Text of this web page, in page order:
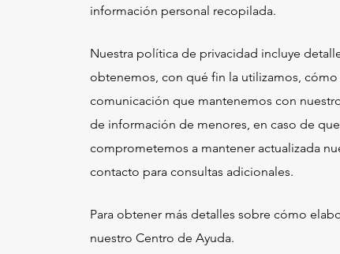
información personal recopilada.
Nuestra política de privacidad incluye
obtenemos, con qué fin la utilizamos,
comunicación que mantenemos con
de información de menores, en caso de
comprometemos a mantener actualizada
contacto para consultas adicionales.
Para obtener más detalles sobre cómo
nuestro Centro de Ayuda.